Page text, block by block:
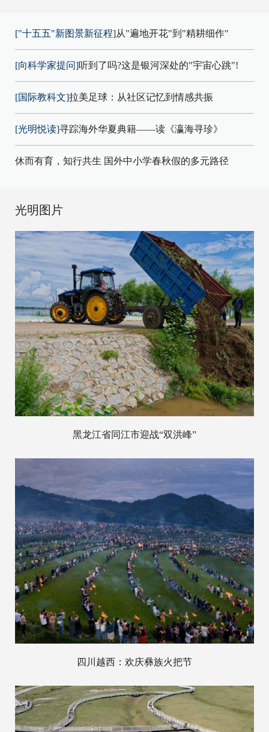
["十五五"新图景新征程]从"遍地开花"到"精耕细作"
[向科学家提问]听到了吗?这是银河深处的"宇宙心跳"!
[国际教科文]拉美足球：从社区记忆到情感共振
[光明悦读]寻踪海外华夏典籍——读《瀛海寻珍》
休而有育，知行共生 国外中小学春秋假的多元路径
光明图片
黑龙江省同江市迎战“双洪峰”
四川越西：欢庆彝族火把节